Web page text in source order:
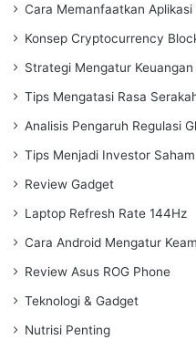
Cara Memanfaatkan Aplikasi
Konsep Cryptocurrency
Strategi Mengatur Keuangan
Tips Mengatasi Rasa
Analisis Pengaruh Regulasi
Tips Menjadi Investor Saham
Review Gadget
Laptop Refresh Rate 144Hz
Cara Android Mengatur
Review Asus ROG Phone
Teknologi & Gadget
Nutrisi Penting